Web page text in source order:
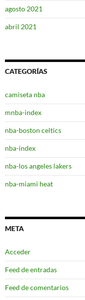
agosto 2021
abril 2021
CATEGORÍAS
camiseta nba
mnba-index
nba-boston celtics
nba-index
nba-los angeles lakers
nba-miami heat
META
Acceder
Feed de entradas
Feed de comentarios